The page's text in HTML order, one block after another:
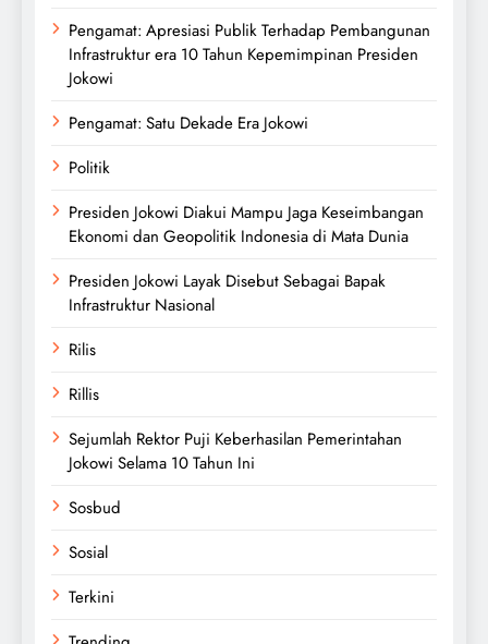
Pengamat: Apresiasi Publik Terhadap Pembangunan
Infrastruktur era 10 Tahun Kepemimpinan Presiden
Jokowi
Pengamat: Satu Dekade Era Jokowi
Politik
Presiden Jokowi Diakui Mampu Jaga Keseimbangan
Ekonomi dan Geopolitik Indonesia di Mata Dunia
Presiden Jokowi Layak Disebut Sebagai Bapak
Infrastruktur Nasional
Rilis
Rillis
Sejumlah Rektor Puji Keberhasilan Pemerintahan
Jokowi Selama 10 Tahun Ini
Sosbud
Sosial
Terkini